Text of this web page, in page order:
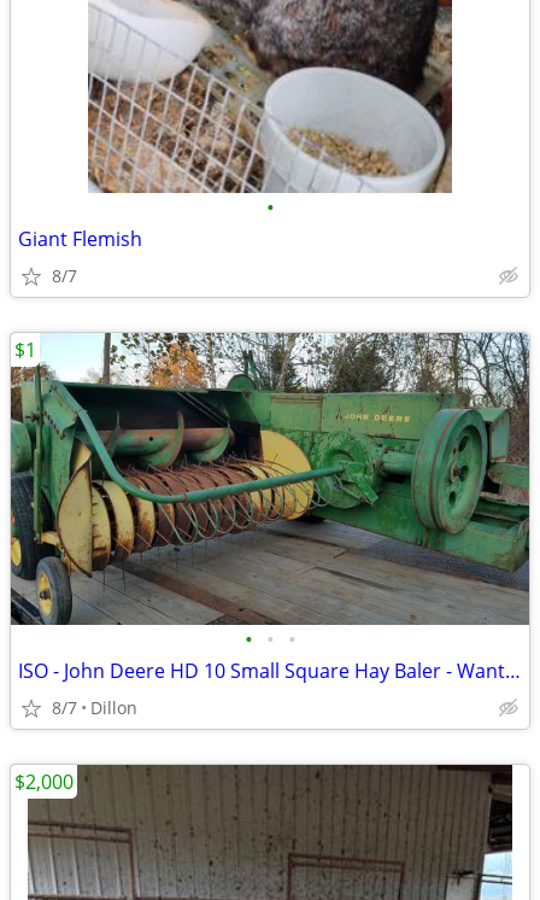
•
Giant Flemish
8/7
• • •
ISO - John Deere HD 10 Small Square Hay Baler - Wanted To BUY
8/7 Dillon
$1
$2,000